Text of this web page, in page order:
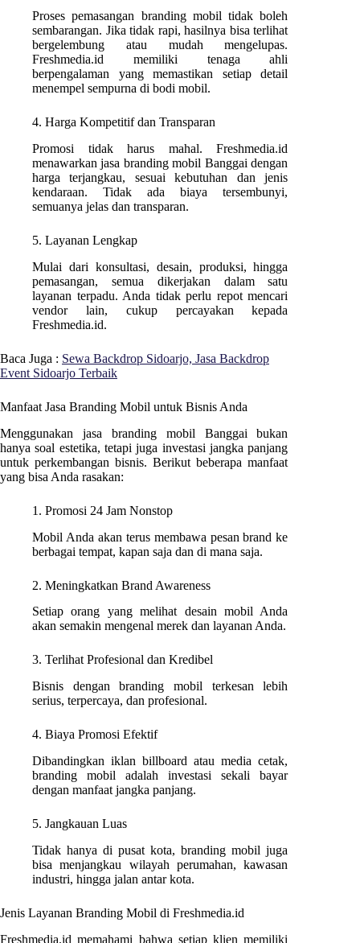
Proses pemasangan branding mobil tidak boleh
sembarangan. Jika tidak rapi, hasilnya bisa terlihat
bergelembung atau mudah mengelupas.
Freshmedia.id memiliki tenaga ahli
berpengalaman yang memastikan setiap detail
menempel sempurna di bodi mobil.
4. Harga Kompetitif dan Transparan
Promosi tidak harus mahal. Freshmedia.id
menawarkan jasa branding mobil Banggai dengan
harga terjangkau, sesuai kebutuhan dan jenis
kendaraan. Tidak ada biaya tersembunyi,
semuanya jelas dan transparan.
5. Layanan Lengkap
Mulai dari konsultasi, desain, produksi, hingga
pemasangan, semua dikerjakan dalam satu
layanan terpadu. Anda tidak perlu repot mencari
vendor lain, cukup percayakan kepada
Freshmedia.id.
Baca Juga : Sewa Backdrop Sidoarjo, Jasa Backdrop
Event Sidoarjo Terbaik
Manfaat Jasa Branding Mobil untuk Bisnis Anda
Menggunakan jasa branding mobil Banggai bukan
hanya soal estetika, tetapi juga investasi jangka panjang
untuk perkembangan bisnis. Berikut beberapa manfaat
yang bisa Anda rasakan:
1. Promosi 24 Jam Nonstop
Mobil Anda akan terus membawa pesan brand ke
berbagai tempat, kapan saja dan di mana saja.
2. Meningkatkan Brand Awareness
Setiap orang yang melihat desain mobil Anda
akan semakin mengenal merek dan layanan Anda.
3. Terlihat Profesional dan Kredibel
Bisnis dengan branding mobil terkesan lebih
serius, terpercaya, dan profesional.
4. Biaya Promosi Efektif
Dibandingkan iklan billboard atau media cetak,
branding mobil adalah investasi sekali bayar
dengan manfaat jangka panjang.
5. Jangkauan Luas
Tidak hanya di pusat kota, branding mobil juga
bisa menjangkau wilayah perumahan, kawasan
industri, hingga jalan antar kota.
Jenis Layanan Branding Mobil di Freshmedia.id
Freshmedia.id memahami bahwa setiap klien memiliki